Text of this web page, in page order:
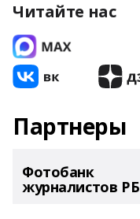
Читайте нас
Партнеры
Фотобанк
журналистов РБ